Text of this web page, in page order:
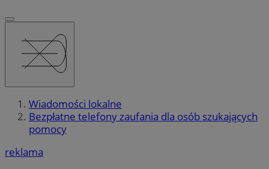
Wiadomości lokalne
Bezpłatne telefony zaufania dla osób szukających
pomocy
reklama